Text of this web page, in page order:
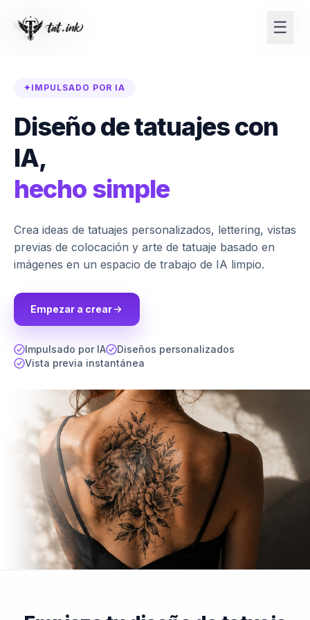
☰
☰
✦IMPULSADO POR IA
Diseño de tatuajes con
IA,
hecho simple
Crea ideas de tatuajes personalizados, lettering, vistas
previas de colocación y arte de tatuaje basado en
imágenes en un espacio de trabajo de IA limpio.
Empezar a crear
Impulsado por IA
Diseños personalizados
Vista previa instantánea